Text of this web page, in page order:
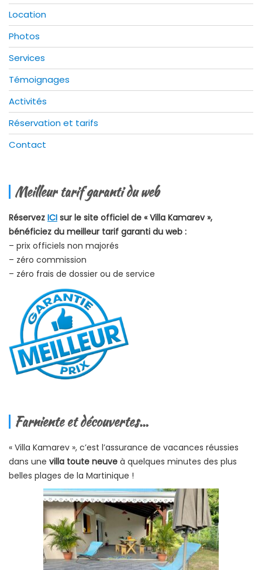
Location
Photos
Services
Témoignages
Activités
Réservation et tarifs
Contact
Meilleur tarif garanti du web
Réservez ICI sur le site officiel de « Villa Kamarev »,
bénéficiez du meilleur tarif garanti du web :
– prix officiels non majorés
– zéro commission
– zéro frais de dossier ou de service
Farniente et découvertes…
« Villa Kamarev », c’est l’assurance de vacances réussies
dans une villa toute neuve à quelques minutes des plus
belles plages de la Martinique !